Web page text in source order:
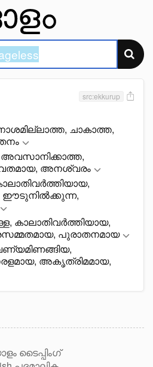
src:ekkurup
ചാകാത്ത,
അവസാനിക്കാത്ത,
അനശ്വരം
ഈടുനിൽക്കുന്ന,
കാലാതിവർത്തിയായ,
പുരാതനമായ
അകൃത്രിമമായ,
ടൈപ്പിംഗ്